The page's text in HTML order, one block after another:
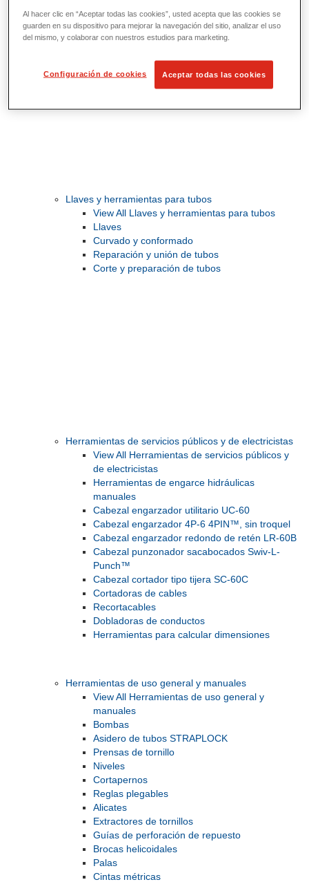
Doblado y corte de agujeros
Prensas y soportes de tornillo para tubos
Corte y fabricación de tubos
Llaves y herramientas para tubos
View All Llaves y herramientas para tubos
Llaves
Curvado y conformado
Reparación y unión de tubos
Corte y preparación de tubos
Herramientas de servicios públicos y de electricistas
View All Herramientas de servicios públicos y
de electricistas
Herramientas de engarce hidráulicas
manuales
Cabezal engarzador utilitario UC-60
Cabezal engarzador 4P-6 4PIN™, sin troquel
Cabezal engarzador redondo de retén LR-60B
Cabezal punzonador sacabocados Swiv-L-
Punch™
Cabezal cortador tipo tijera SC-60C
Cortadoras de cables
Recortacables
Dobladoras de conductos
Herramientas para calcular dimensiones
Herramientas de uso general y manuales
View All Herramientas de uso general y
manuales
Bombas
Asidero de tubos STRAPLOCK
Prensas de tornillo
Niveles
Cortapernos
Reglas plegables
Alicates
Extractores de tornillos
Guías de perforación de repuesto
Brocas helicoidales
Palas
Cintas métricas
Al hacer clic en “Aceptar todas las cookies”, usted acepta que las cookies se
guarden en su dispositivo para mejorar la navegación del sitio, analizar el uso
del mismo, y colaborar con nuestros estudios para marketing.
Configuración de cookies Aceptar todas las cookies